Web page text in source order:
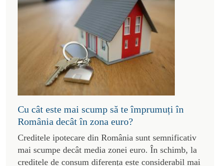
Cu cât este mai scump să te împrumuți în
România decât în zona euro?
Creditele ipotecare din România sunt semnificativ
mai scumpe decât media zonei euro. În schimb, la
creditele de consum diferența este considerabil mai